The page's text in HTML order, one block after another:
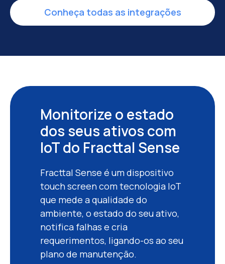
Conheça todas as integrações
Monitorize o estado
dos seus ativos com
IoT do Fracttal Sense
Fracttal Sense é um dispositivo
touch screen com tecnologia IoT
que mede a qualidade do
ambiente, o estado do seu ativo,
notifica falhas e cria
requerimentos, ligando-os ao seu
plano de manutenção.